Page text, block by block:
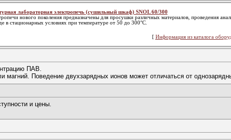
лабораторная электропечь (сушильный шкаф) SNOL 60/300
нового поколения предназначены для просушки различных материалов, проведения
в стационарных условиях при температуре от 50 до 300°С.
[ Информация из каталога
ПАВ.
магний. Поведение двухзарядных ионов может отличаться от
и цены.